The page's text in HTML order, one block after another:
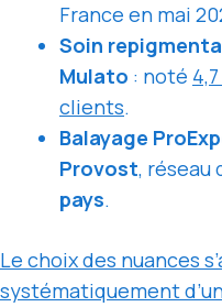
France en mai
Soin
Mulato : noté
clients.
Balayage
Provost, réseau
pays.
Le choix des nuances
systématiquement